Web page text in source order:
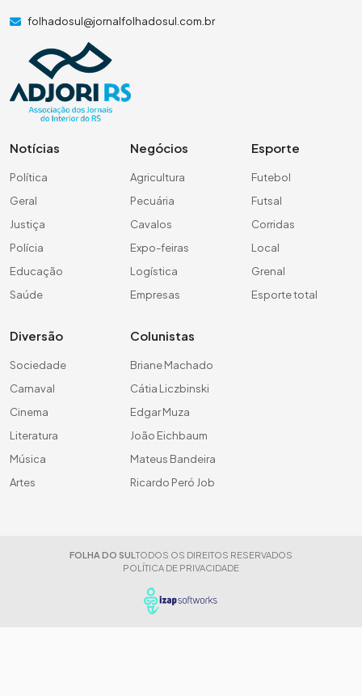
folhadosul@jornalfolhadosul.com.br
Notícias
Política
Geral
Justiça
Polícia
Educação
Saúde
Negócios
Agricultura
Pecuária
Cavalos
Expo-feiras
Logística
Empresas
Esporte
Futebol
Futsal
Corridas
Local
Grenal
Esporte total
Diversão
Sociedade
Carnaval
Cinema
Literatura
Música
Artes
Colunistas
Briane Machado
Cátia Liczbinski
Edgar Muza
João Eichbaum
Mateus Bandeira
Ricardo Peró Job
FOLHA DO SUL TODOS OS DIREITOS RESERVADOS
POLÍTICA DE PRIVACIDADE